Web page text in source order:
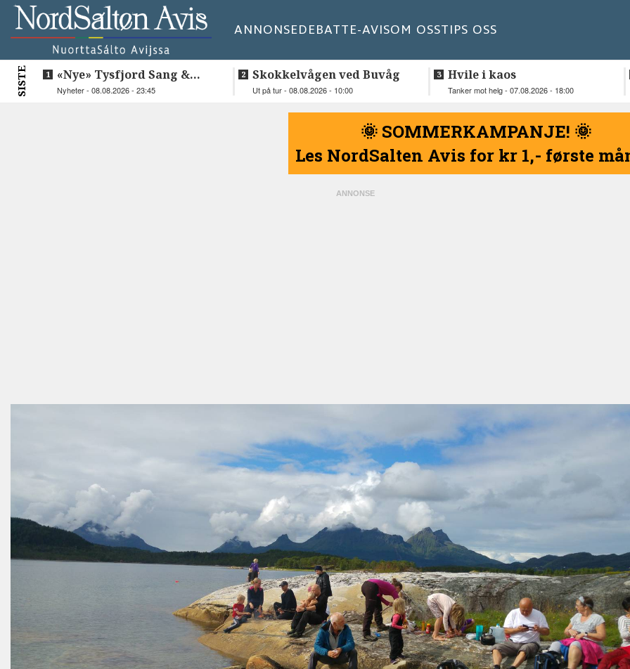
ANNONSEDEBATTE-AVISOM OSSTIPS OSS
SISTE
«Nye» Tysfjord Sang &
Sement hyllet sin avdøde
Nyheter - 08.08.2026 - 23:45
Skokkelvågen ved Buvåg
Ut på tur - 08.08.2026 - 10:00
Hvile i kaos
Tanker mot helg - 07.08.2026 - 18:00
🌞 SOMMERKAMPANJE! 🌞
Les NordSalten Avis for kr 1,- første